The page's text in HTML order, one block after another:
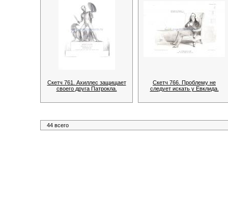
Скетч 761. Ахиллес защищает
своего друга Патрокла.
Скетч 766. Проблему не
следует искать у Евклида.
44 всего